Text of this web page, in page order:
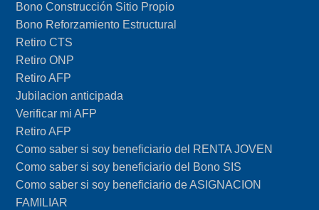
Bono Construcción Sitio Propio
Bono Reforzamiento Estructural
Retiro CTS
Retiro ONP
Retiro AFP
Jubilacion anticipada
Verificar mi AFP
Retiro AFP
Como saber si soy beneficiario del RENTA JOVEN
Como saber si soy beneficiario del Bono SIS
Como saber si soy beneficiario de ASIGNACION
FAMILIAR